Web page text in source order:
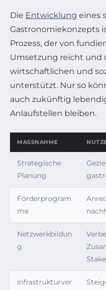
Die Entwicklung eines
Gastronomiekonzepts
Prozess, der von
Umsetzung reicht und
wirtschaftlichen und
unterstützt. Nur so
auch zukünftig
Anlaufstellen bleiben.
MASSNAHME
Strategische
Planung
Förderprogram
me
Netzwerkbildun
g
Infrastrukturver